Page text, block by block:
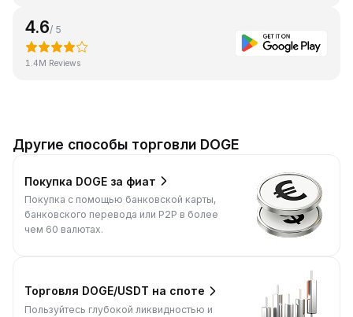
4.6/ 5
1.4M Reviews
Другие способы торговли DOGE
Покупка DOGE за фиат
Покупка с помощью банковской карты,
банковского перевода или P2P в более
чем 60 валютах.
Торговля DOGE/USDT на споте
Пользуйтесь глубокой ликвидностью и